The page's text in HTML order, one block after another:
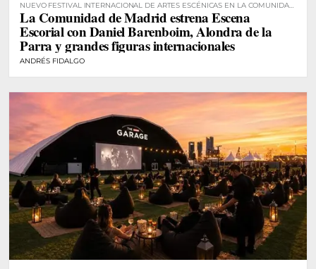
NUEVO FESTIVAL INTERNACIONAL DE ARTES ESCÉNICAS EN LA COMUNIDAD
DE MADRID
La Comunidad de Madrid estrena Escena
Escorial con Daniel Barenboim, Alondra de la
Parra y grandes figuras internacionales
ANDRÉS FIDALGO